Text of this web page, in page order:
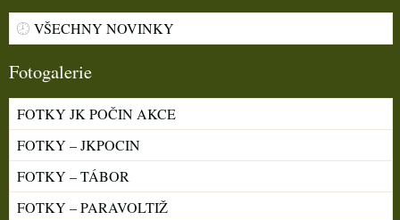
VŠECHNY NOVINKY
Fotogalerie
FOTKY JK POČIN AKCE
FOTKY – JKPOCIN
FOTKY – TÁBOR
FOTKY – PARAVOLTIŽ